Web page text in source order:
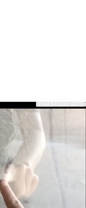
FILM STUDIO ARTS